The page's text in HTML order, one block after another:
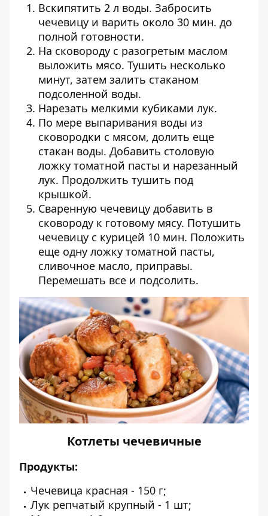
Вскипятить 2 л воды. Забросить
чечевицу и варить около 30 мин. до
полной готовности.
На сковороду с разогретым маслом
выложить мясо. Тушить несколько
минут, затем залить стаканом
подсоленной воды.
Нарезать мелкими кубиками лук.
По мере выпаривания воды из
сковородки с мясом, долить еще
стакан воды. Добавить столовую
ложку томатной пасты и нарезанный
лук. Продолжить тушить под
крышкой.
Сваренную чечевицу добавить в
сковороду к готовому мясу. Потушить
чечевицу с курицей 10 мин. Положить
еще одну ложку томатной пасты,
сливочное масло, приправы.
Перемешать все и подсолить.
Котлеты чечевичные
Продукты:
Чечевица красная - 150 г;
Лук репчатый крупный - 1 шт;